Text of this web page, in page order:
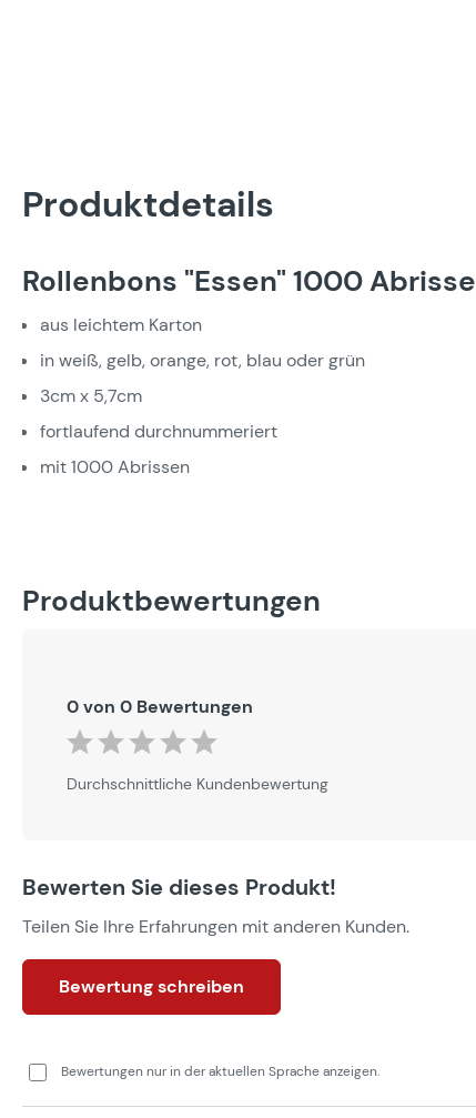
Produktdetails
Rollenbons "Essen" 1000 Abrisse
aus leichtem Karton
in weiß, gelb, orange, rot, blau oder grün
3cm x 5,7cm
fortlaufend durchnummeriert
mit 1000 Abrissen
Produktbewertungen
0 von 0 Bewertungen
Durchschnittliche Bewertung von 0 von 5 Sternen
Durchschnittliche Kundenbewertung
Bewerten Sie dieses Produkt!
Teilen Sie Ihre Erfahrungen mit anderen Kunden.
Bewertung schreiben
Bewertungen nur in der aktuellen Sprache anzeigen.